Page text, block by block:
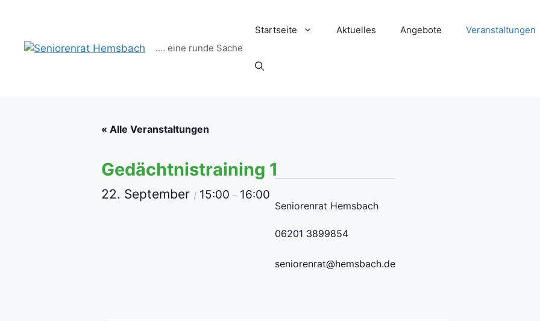
…. eine runde Sache
Startseite Aktuelles Angebote Veranstaltungen
« Alle Veranstaltungen
Gedächtnistraining 1
22. September / 15:00 – 16:00
Seniorenrat Hemsbach
06201 3899854
seniorenrat@hemsbach.de